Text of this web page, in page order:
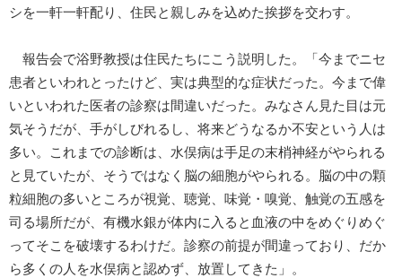
シを一軒一軒配り、住民と親しみを込めた挨拶を交わす。
報告会で浴野教授は住民たちにこう説明した。「今までニセ
患者といわれとったけど、実は典型的な症状だった。今まで偉
いといわれた医者の診察は間違いだった。みなさん見た目は元
気そうだが、手がしびれるし、将来どうなるか不安という人は
多い。これまでの診断は、水俣病は手足の末梢神経がやられる
と見ていたが、そうではなく脳の細胞がやられる。脳の中の顆
粒細胞の多いところが視覚、聴覚、味覚・嗅覚、触覚の五感を
司る場所だが、有機水銀が体内に入ると血液の中をめぐりめぐ
ってそこを破壊するわけだ。診察の前提が間違っており、だか
ら多くの人を水俣病と認めず、放置してきた」。